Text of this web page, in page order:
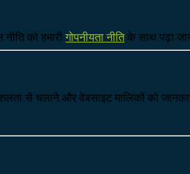
को हमारी गोपनीयता नीतिके साथ पढ़ा
से चलाने और वेबसाइट मालिकों को